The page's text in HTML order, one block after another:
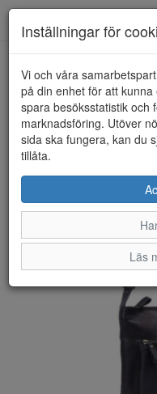
HEM HOUSE OF
Inställningar för
Vi och våra
på din enhet för att
spara besöksstatistik och
marknadsföring. Utöver
sida ska fungera, kan du
tillåta.
Läs